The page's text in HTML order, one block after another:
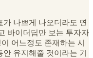
나쁘게 나오더라도 연
바이더딥만 보는 투자자
어느정도 존재하는 시
유지해줄 것이라는 기